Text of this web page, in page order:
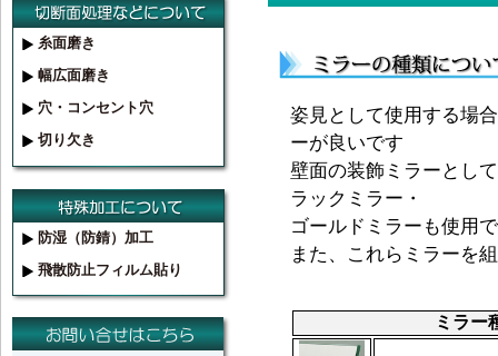
姿見として使用する場
ーが良いです
壁面の装飾ミラーとし
ラックミラー・
ゴールドミラーも使用
また、これらミラーを
ミラー
糸面磨き
幅広面磨き
穴・コンセント穴
切り欠き
防湿（防錆）加工
飛散防止フィルム貼り